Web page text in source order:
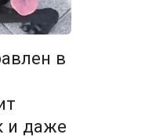
в
и даже